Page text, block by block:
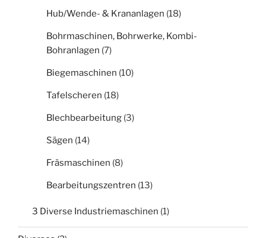
Hub/Wende- & Krananlagen (18)
Bohrmaschinen, Bohrwerke, Kombi-
Bohranlagen (7)
Biegemaschinen (10)
Tafelscheren (18)
Blechbearbeitung (3)
Sägen (14)
Fräsmaschinen (8)
Bearbeitungszentren (13)
3 Diverse Industriemaschinen (1)